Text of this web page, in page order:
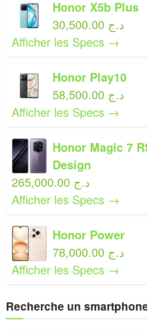
Honor X5b Plus
30,500.00 د.ج
Afficher les Specs →
Honor Play10
58,500.00 د.ج
Afficher les Specs →
Honor Magic 7
Design
265,000.00 د.ج
Afficher les Specs →
Honor Power
78,000.00 د.ج
Afficher les Specs →
Recherche un